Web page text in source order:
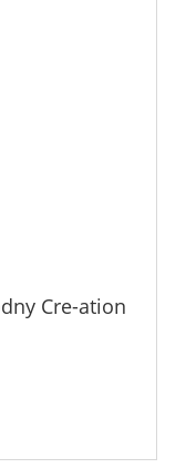
Cre-ation